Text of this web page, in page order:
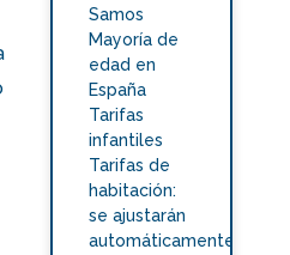
Samos
Mayoría de
edad en
España
Tarifas
infantiles
Tarifas de
habitación:
se ajustarán
automáticamente